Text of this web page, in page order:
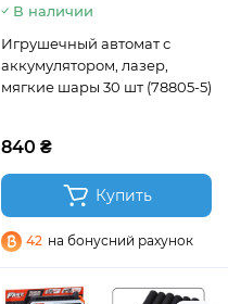
В наличии
Игрушечный автомат с
аккумулятором, лазер,
мягкие шары 30 шт (78805-5)
840 ₴
Купить
42 на бонусний рахунок